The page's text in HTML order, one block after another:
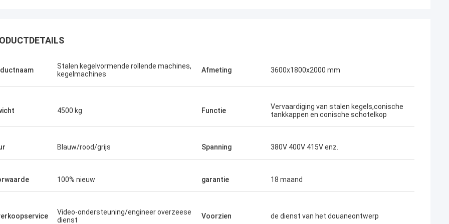
Stalen kegelvormende rollende machines,
kegelmachines
Afmeting 3600x1800x2000 mm
4500 kg Functie
Vervaardiging van stalen kegels,conische
tankkappen en conische schotelkop
Blauw/rood/grijs Spanning 380V 400V 415V enz.
100% nieuw garantie 18 maand
Video-ondersteuning/engineer overzeese
dienst
Voorzien de dienst van het douaneontwerp